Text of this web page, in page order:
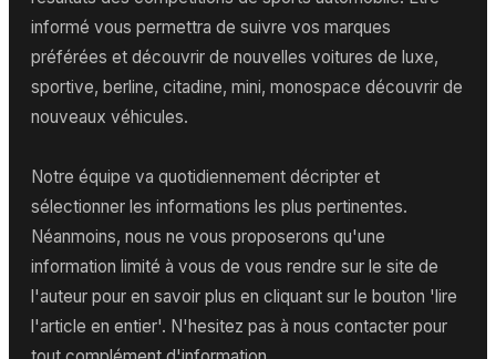
informé vous permettra de suivre vos marques
préférées et découvrir de nouvelles voitures de luxe,
sportive, berline, citadine, mini, monospace découvrir de
nouveaux véhicules.
Notre équipe va quotidiennement décripter et
sélectionner les informations les plus pertinentes.
Néanmoins, nous ne vous proposerons qu'une
information limité à vous de vous rendre sur le site de
l'auteur pour en savoir plus en cliquant sur le bouton 'lire
l'article en entier'. N'hesitez pas à nous contacter pour